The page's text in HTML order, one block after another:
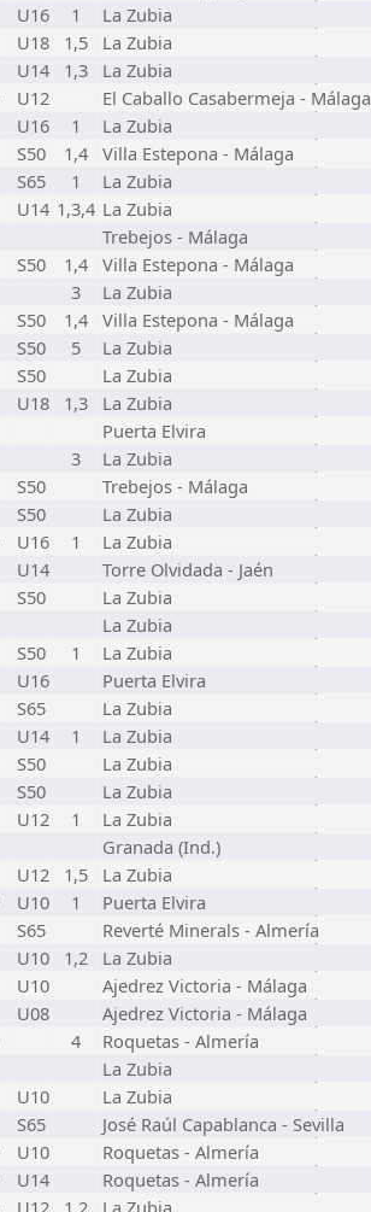
U16 1
La Zubia
U18 1,5
La Zubia
U14 1,3
La Zubia
U12
El Caballo Casabermeja - Málaga
U16 1
La Zubia
S50 1,4 Villa Estepona - Málaga
S65 1
La Zubia
U14 1,3,4 La Zubia
Trebejos - Málaga
S50 1,4 Villa Estepona - Málaga
3
La Zubia
S50 1,4 Villa Estepona - Málaga
S50 5
La Zubia
S50
La Zubia
U18 1,3
La Zubia
Puerta Elvira
3
La Zubia
S50
Trebejos - Málaga
S50
La Zubia
U16 1
La Zubia
U14
Torre Olvidada - Jaén
S50
La Zubia
La Zubia
S50 1
La Zubia
U16
Puerta Elvira
S65
La Zubia
U14 1
La Zubia
S50
La Zubia
S50
La Zubia
U12 1
La Zubia
Granada (Ind.)
U12 1,5
La Zubia
U10 1
Puerta Elvira
S65
Reverté Minerals - Almería
U10 1,2
La Zubia
U10
Ajedrez Victoria - Málaga
U08
Ajedrez Victoria - Málaga
4
Roquetas - Almería
La Zubia
U10
La Zubia
S65
José Raúl Capablanca - Sevilla
U10
Roquetas - Almería
U14
Roquetas - Almería
U12 1,2 La Zubia